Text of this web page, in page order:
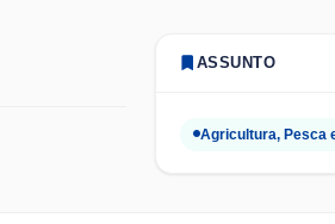
ASSUNTO
Agricultura, Pesca